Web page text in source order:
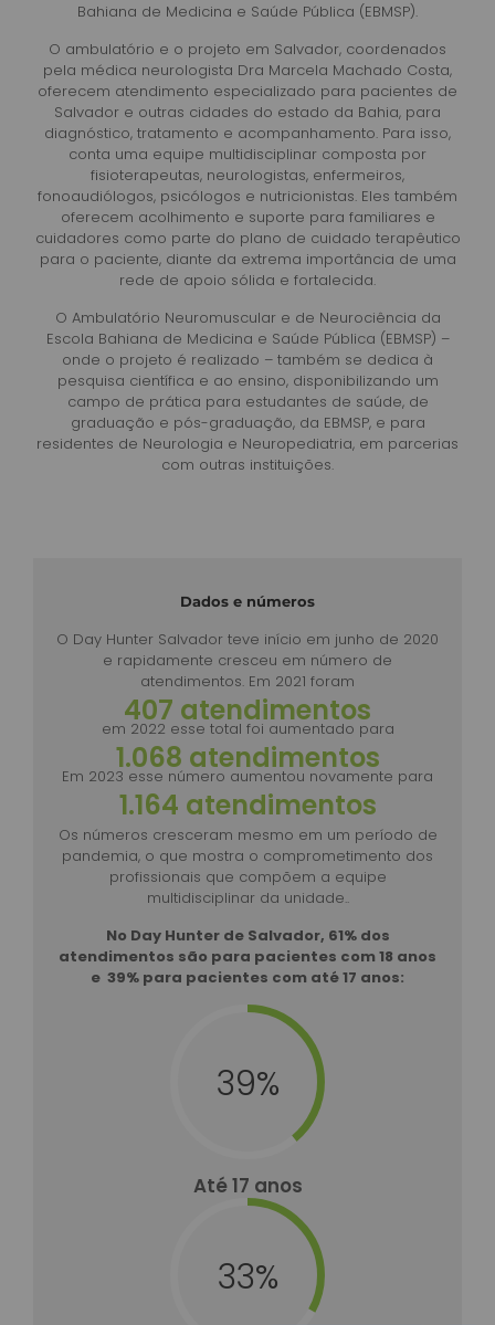
Bahiana de Medicina e Saúde Pública (EBMSP).
O ambulatório e o projeto em Salvador, coordenados
pela médica neurologista Dra Marcela Machado Costa,
oferecem atendimento especializado para pacientes de
Salvador e outras cidades do estado da Bahia, para
diagnóstico, tratamento e acompanhamento. Para isso,
conta uma equipe multidisciplinar composta por
fisioterapeutas, neurologistas, enfermeiros,
fonoaudiólogos, psicólogos e nutricionistas. Eles também
oferecem acolhimento e suporte para familiares e
cuidadores como parte do plano de cuidado terapêutico
para o paciente, diante da extrema importância de uma
rede de apoio sólida e fortalecida.
O Ambulatório Neuromuscular e de Neurociência da
Escola Bahiana de Medicina e Saúde Pública (EBMSP) –
onde o projeto é realizado – também se dedica à
pesquisa científica e ao ensino, disponibilizando um
campo de prática para estudantes de saúde, de
graduação e pós-graduação, da EBMSP, e para
residentes de Neurologia e Neuropediatria, em parcerias
com outras instituições.
Dados e números
O Day Hunter Salvador teve início em junho de 2020
e rapidamente cresceu em número de
atendimentos. Em 2021 foram
417 atendimentos
em 2022 esse total foi aumentado para
1.132 atendimentos
Em 2023 esse número aumentou novamente para
1.241 atendimentos
Os números cresceram mesmo em um período de
pandemia, o que mostra o comprometimento dos
profissionais que compõem a equipe
multidisciplinar da unidade..
No Day Hunter de Salvador, 61% dos
atendimentos são para pacientes com 18 anos
e 39% para pacientes com até 17 anos:
39%
Até 17 anos
33%